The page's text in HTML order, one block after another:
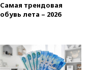
Самая трендовая
обувь лета – 2026